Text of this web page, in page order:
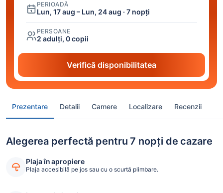
PERIOADĂ
Lun, 17 aug – Lun, 24 aug · 7 nopți
PERSOANE
2 adulți, 0 copii
Verifică disponibilitatea
Prezentare Detalii Camere Localizare Recenzii
Alegerea perfectă pentru 7 nopți de cazare
Plaja în apropiere
Plaja accesibilă pe jos sau cu o scurtă plimbare.